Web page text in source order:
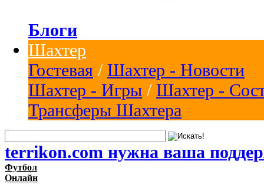
Блоги
Шахтер
Гостевая / Шахтер - Новости
Шахтер - Игры / Шахтер -
Трансферы Шахтера
terrikon.com нужна ваша
Футбол
Онлайн